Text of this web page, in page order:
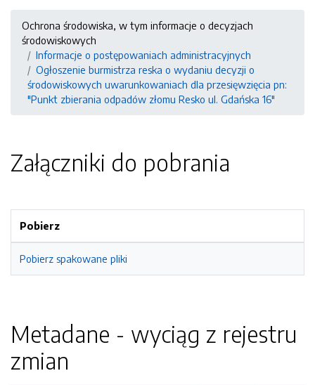
Ochrona środowiska, w tym informacje o decyzjach
środowiskowych
Informacje o postępowaniach administracyjnych
Ogłoszenie burmistrza reska o wydaniu decyzji o
środowiskowych uwarunkowaniach dla przesięwzięcia pn:
"Punkt zbierania odpadów złomu Resko ul. Gdańska 16"
Załączniki do pobrania
Pobierz
Pobierz spakowane pliki
Metadane - wyciąg z rejestru
zmian